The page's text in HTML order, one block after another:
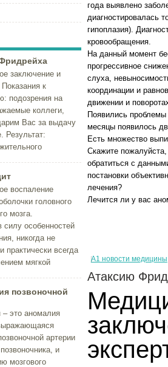
заключение и
к
подозрения на
коллеги,
Вас за выдачу
Результат:
воспаление
головного
мозга.
силу особенностей
никогда не
практически всегда
мягкой
позвоночной
– это аномалия
артерии
и
мозгового
года выявлено
диагностировалась
гипоплазия).
кровообращения.
На данный момент
прогрессивное
слуха,
координации и
движении и
Появились проблемы
месяцы появилось
Есть множество
Скажите
обратиться с
постановки
лечения?
Лечится ли у вас
А1 новости медицины
Атаксию